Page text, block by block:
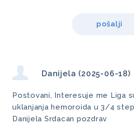
pošalji
Danijela (2025-06-18)
Postovani, Interesuje me Liga
uklanjanja hemoroida u 3/4
Danijela Srdacan pozdrav